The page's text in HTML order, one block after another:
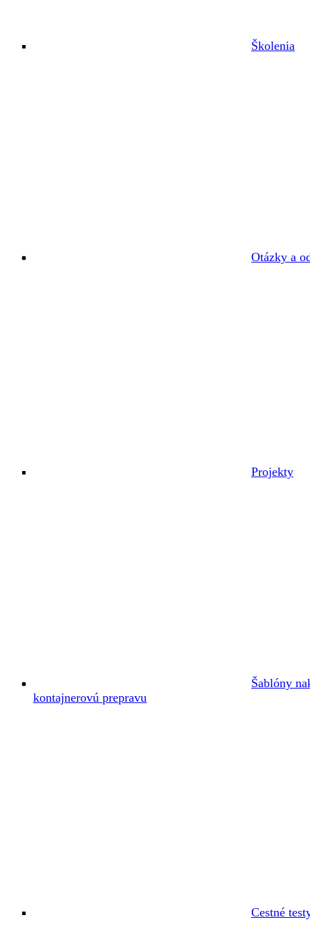
Školenia
Otázky a
Projekty
Šablóny
kontajnerovú prepravu
Cestné